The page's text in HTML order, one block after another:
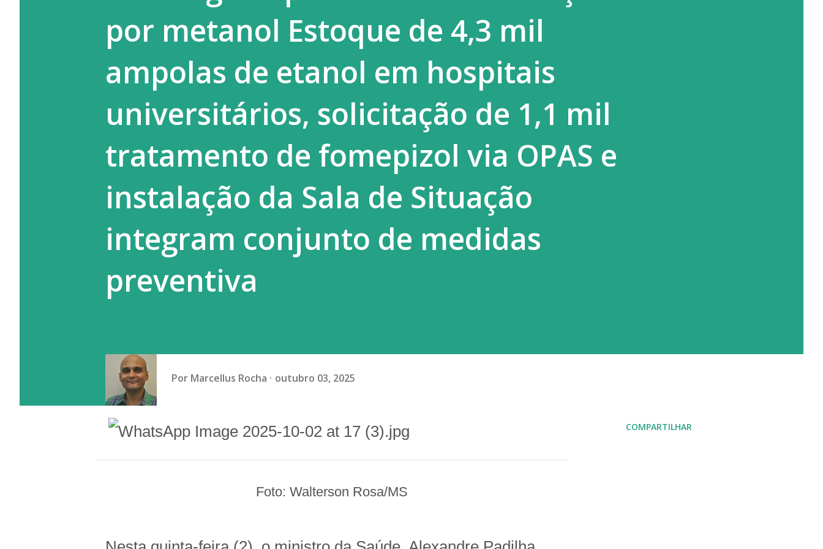
por metanol Estoque de 4,3 mil
ampolas de etanol em hospitais
universitários, solicitação de 1,1 mil
tratamento de fomepizol via OPAS e
instalação da Sala de Situação
integram conjunto de medidas
preventiva
Por Marcellus Rocha outubro 03, 2025
Foto: Walterson Rosa/MS
COMPARTILHAR